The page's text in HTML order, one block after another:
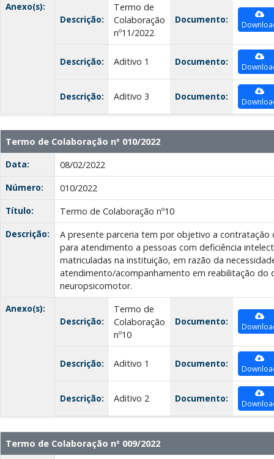
Anexo(s):
Descrição:
Termo de
Colaboração
nº11/2022
Documento:
Descrição: Aditivo 1 Documento:
Descrição: Aditivo 3 Documento:
Termo de Colaboração nº 010/2022
Data:
08/02/2022
Número:
010/2022
Título:
Termo de Colaboração nº10
Descrição:
A presente parceria tem por objetivo a contratação
para atendimento a pessoas com deficiência
matriculadas na instituição, em razão da
atendimento/acompanhamento em reabilitação do
neuropsicomotor.
Anexo(s):
Descrição:
Termo de
Colaboração
nº10
Documento:
Descrição: Aditivo 1 Documento:
Descrição: Aditivo 2 Documento:
Termo de Colaboração nº 009/2022